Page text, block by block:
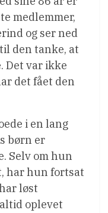
medlemmer,
og ser ned
den tanke, at
Det var ikke
det fået den
i en lang
børn er
Selv om hun
har hun fortsat
løst
oplevet